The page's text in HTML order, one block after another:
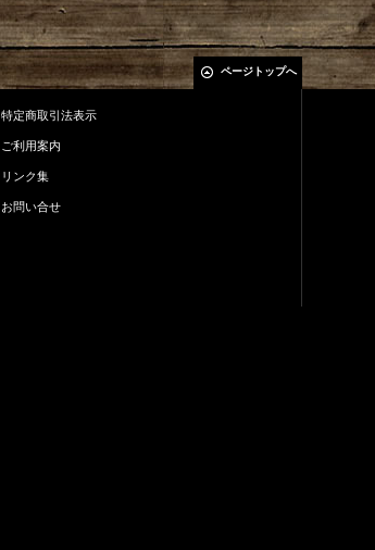
ページトップへ
特定商取引法表示
ご利用案内
リンク集
お問い合せ